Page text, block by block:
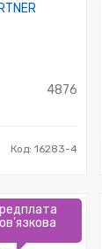
4876
Код: 16283-4